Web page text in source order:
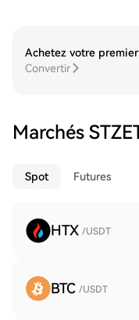
Achetez votre premier
Convertir
Marchés
Spot Futures
HTX /USDT
BTC /USDT